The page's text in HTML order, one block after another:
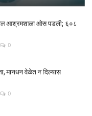
आश्रमशाळा ओस पडली; ६०८
0
मानधन वेळेत न दिल्यास
0